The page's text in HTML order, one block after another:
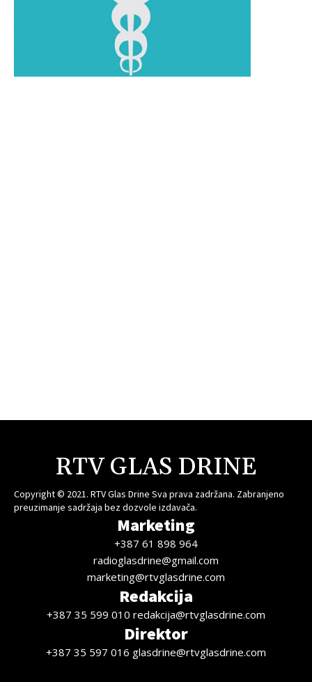
RTV GLAS DRINE
Copyright © 2021. RTV Glas Drine Sva prava zadržana. Zabranjeno
preuzimanje sadržaja bez dozvole izdavača.
Marketing
+387 61 898 964
radioglasdrine@gmail.com
marketing@rtvglasdrine.com
Redakcija
+387 35 599 010 redakcija@rtvglasdrine.com
Direktor
+387 35 597 016 glasdrine@rtvglasdrine.com